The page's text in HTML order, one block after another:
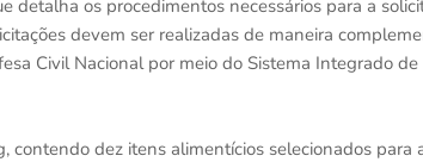
detalha os procedimentos necessários para a
devem ser realizadas de maneira
Civil Nacional por meio do Sistema Integrado
dez itens alimentícios selecionados para